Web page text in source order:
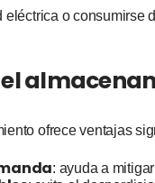
o
ofrece ventajas
: ayuda a